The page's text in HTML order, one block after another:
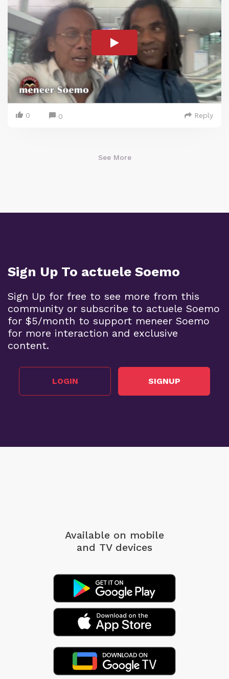
0 0 Reply
See More
Sign Up To actuele Soemo
Sign Up for free to see more from this
community or subscribe to actuele Soemo
for $5/month to support meneer Soemo
for more interaction and exclusive
content.
LOGIN SIGNUP
Available on mobile
and TV devices